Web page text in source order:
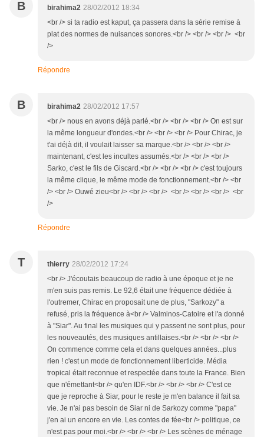
B birahima2 28/02/2012 18:34
<br /> si ta radio est kaput, ça passera dans la série remise à
plat des normes de nuisances sonores.<br /> <br /> <br /> <br
/>
Répondre
B birahima2 28/02/2012 17:57
<br /> nous en avons déjà parlé.<br /> <br /> <br /> On est sur
la même longueur d'ondes.<br /> <br /> <br /> Pour Chirac, je
t'ai déjà dit, il voulait laisser sa marque.<br /> <br /> <br />
maintenant, c'est les incultes assumés.<br /> <br /> <br />
Sarko, c'est le fils de Giscard.<br /> <br /> <br /> c'est toujours
la même clique, le même mode de fonctionnement.<br /> <br
/> <br /> Ouwé zieu<br /> <br /> <br /> <br /> <br /> <br /> <br
/>
Répondre
T thierry 28/02/2012 17:24
<br /> J'écoutais beaucoup de radio à une époque et je ne
m'en suis pas remis. Le 92,6 était une fréquence dédiée à
l'outremer, Chirac en proposait une de plus, "Sarkozy" a
refusé, pris la fréquence à<br /> Valminos-Catoire et l'a donné
à "Siar". Au final les musiques qui y passent ne sont plus, pour
les nouveautés, des musiques antillaises.<br /> <br /> <br />
On commence comme cela et dans quelques années...plus
rien ! c'est un mode de fonctionnement liberticide. Média
tropical était reconnue et respectée dans toute la France. Bien
que n'émettant<br /> qu'en IDF.<br /> <br /> <br /> C'est ce
que je reproche à Siar, pour le reste je m'en balance il fait sa
vie. Je n'ai pas besoin de Siar ni de Sarkozy comme "papa"
j'en ai un encore en vie. Les contes de fée<br /> politique, ce
n'est pas pour moi.<br /> <br /> <br /> Les scènes de ménage